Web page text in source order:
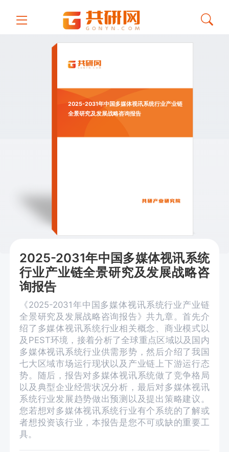
2025-2031年中国多媒体视讯系统行业产业链
全景研究及发展战略咨询报告
2025-2031年中国多媒体视讯系统
行业产业链全景研究及发展战略咨
询报告
《2025-2031年中国多媒体视讯系统行业产业链
全景研究及发展战略咨询报告》共九章。首先介
绍了多媒体视讯系统行业相关概念、商业模式以
及PEST环境，接着分析了全球重点区域以及国内
多媒体视讯系统行业供需形势，然后介绍了我国
七大区域市场运行现状以及产业链上下游运行态
势。随后，报告对多媒体视讯系统做了竞争格局
以及典型企业经营状况分析，最后对多媒体视讯
系统行业发展趋势做出预测以及提出策略建议。
您若想对多媒体视讯系统行业有个系统的了解或
者想投资该行业，本报告是您不可或缺的重要工
具。